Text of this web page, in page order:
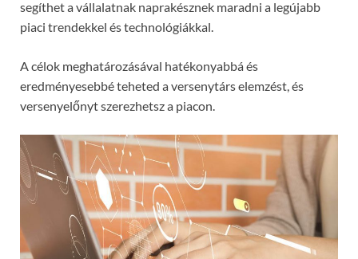
segíthet a vállalatnak naprakésznek maradni a legújabb
piaci trendekkel és technológiákkal.
A célok meghatározásával hatékonyabbá és
eredményesebbé teheted a versenytárs elemzést, és
versenyelőnyt szerezhetsz a piacon.